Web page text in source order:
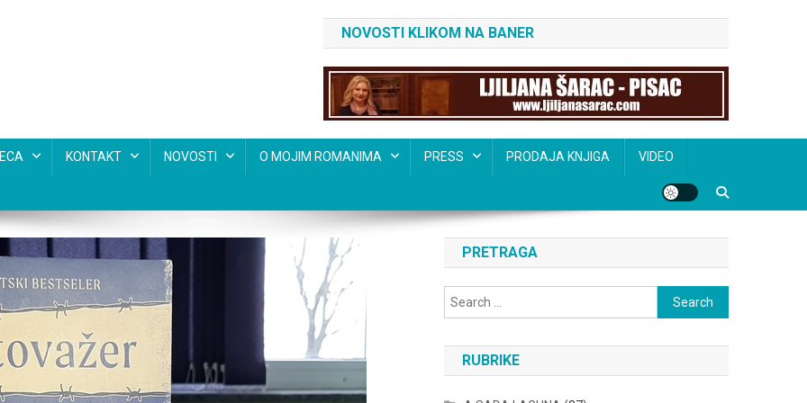
NOVOSTI KLIKOM NA BANER
KONTAKT NOVOSTI O MOJIM ROMANIMA PRESS PRODAJA KNJIGA VIDEO
PRETRAGA
Search
for:
RUBRIKE